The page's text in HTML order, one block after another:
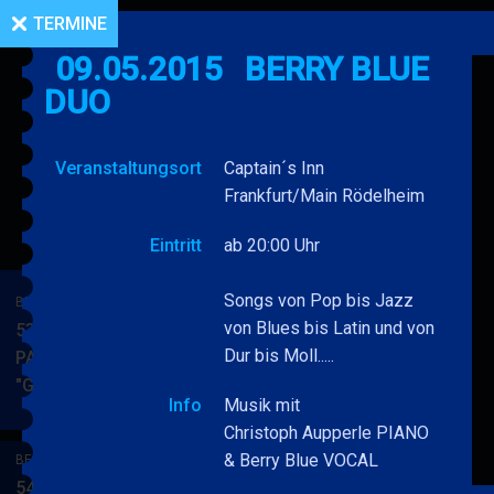
BERRY BLUE & BAND
53. JAZZ Matinee in den
PARKSIDE STUDIOS
"Gypsy Jazz"
BLUE
BERRY BLUE & BAND
54. JAZZ Matinee in den
TERMINE
09.05.2015
BERRY BLUE
DUO
Veranstaltungsort
Captain´s Inn
Frankfurt/Main Rödelheim
Eintritt ab 20:00 Uhr
Songs von Pop bis Jazz
von Blues bis Latin und von
Dur bis Moll.....
Info
Musik mit
Christoph Aupperle PIANO
& Berry Blue VOCAL